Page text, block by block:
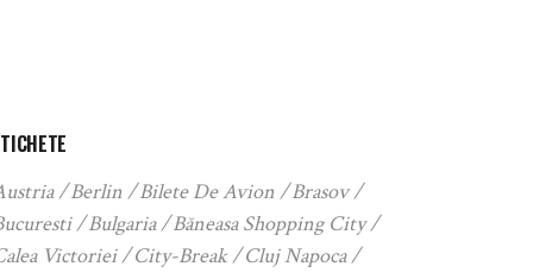
Berlin Bilete De Avion
Brasov
Bulgaria
Băneasa Shopping City
Victoriei
City-Break
Cluj Napoca